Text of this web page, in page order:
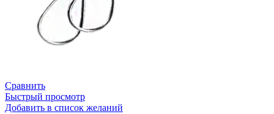
Сравнить
Быстрый просмотр
Добавить в список желаний